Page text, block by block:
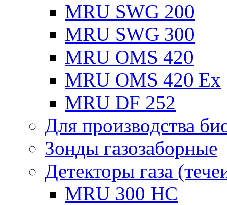
MRU SWG 200
MRU SWG 300
MRU OMS 420
MRU OMS 420 Ex
MRU DF 252
Для производства
Зонды газозаборные
Детекторы газа
MRU 300 HC